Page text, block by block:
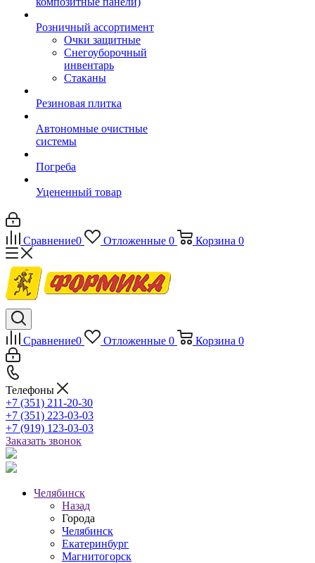
Розничный ассортимент
Очки защитные
Снегоуборочный
инвентарь
Стаканы
Резиновая плитка
Автономные очистные
системы
Погреба
Уцененный товар
Сравнение0 Отложенные 0 Корзина 0
Сравнение0 Отложенные 0 Корзина 0
Телефоны
+7 (351) 211-20-30
+7 (351) 223-03-03
+7 (919) 123-03-03
Заказать звонок
Челябинск
Назад
Города
Челябинск
Екатеринбург
Магнитогорск